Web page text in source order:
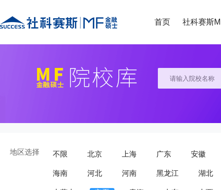
首页 社科赛斯
地区选择 不限 北京 上海 广东 安徽
海南 河北 河南 黑龙江 湖北